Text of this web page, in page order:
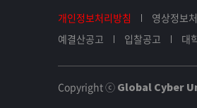
개인정보처리방침 영상정보
예결산공고
입찰공고 대
Copyright ⓒ Global Cyber